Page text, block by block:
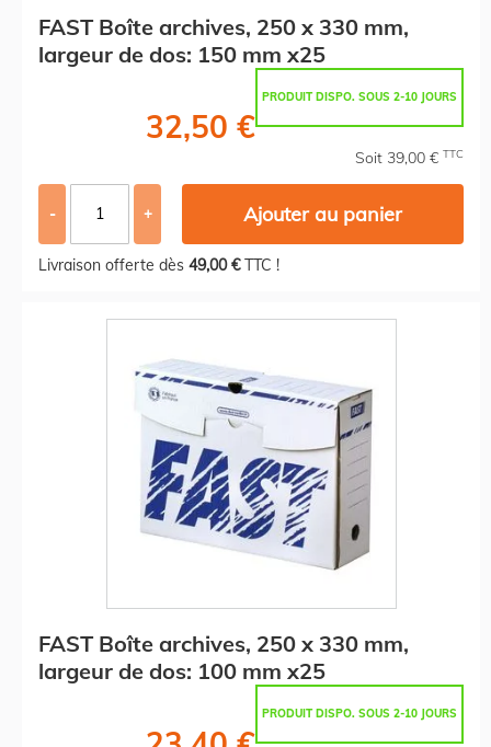
FAST Boîte archives, 250 x 330 mm,
largeur de dos: 150 mm x25
PRODUIT DISPO. SOUS 2-10 JOURS
32,50 €
Soit 39,00 € TTC
- + Ajouter au panier
Livraison offerte dès 49,00 €TTC !
FAST Boîte archives, 250 x 330 mm,
largeur de dos: 100 mm x25
PRODUIT DISPO. SOUS 2-10 JOURS